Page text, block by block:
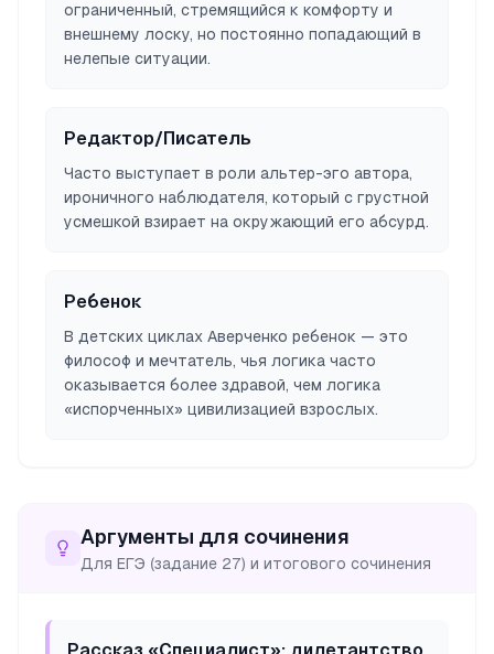
ограниченный, стремящийся к комфорту и
внешнему лоску, но постоянно попадающий в
нелепые ситуации.
Редактор/Писатель
Часто выступает в роли альтер-эго автора,
ироничного наблюдателя, который с грустной
усмешкой взирает на окружающий его абсурд.
Ребенок
В детских циклах Аверченко ребенок — это
философ и мечтатель, чья логика часто
оказывается более здравой, чем логика
«испорченных» цивилизацией взрослых.
Аргументы для сочинения
Для ЕГЭ (задание 27) и итогового сочинения